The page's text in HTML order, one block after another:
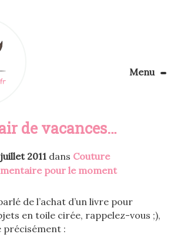
Menu
Apprendre la couture
Personnalisez vos tissus
Rechercher
de vacances…
2011 dans Couture
pour le moment
de l’achat d’un livre pour
en toile cirée, rappelez-vous ;),
précisément :